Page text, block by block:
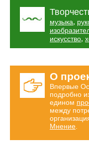
музыка,
искусство,
О
Впервые
подробно
едином
между
Мнение